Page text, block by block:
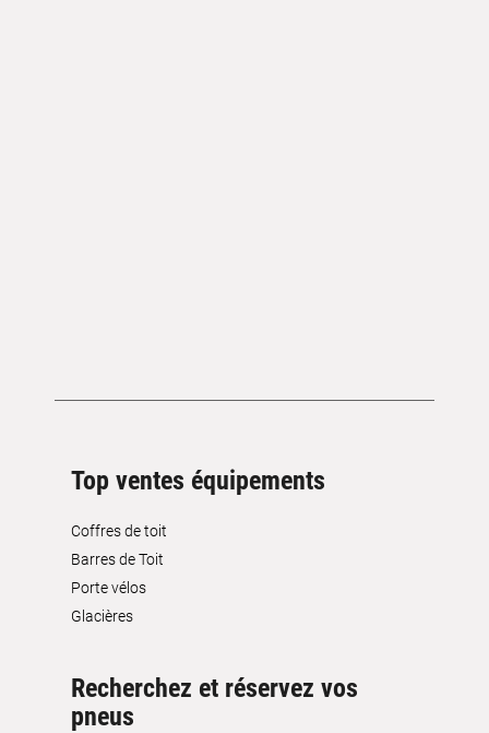
Top ventes équipements
Coffres de toit
Barres de Toit
Porte vélos
Glacières
Recherchez et réservez vos
pneus